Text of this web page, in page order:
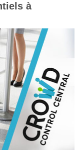
à